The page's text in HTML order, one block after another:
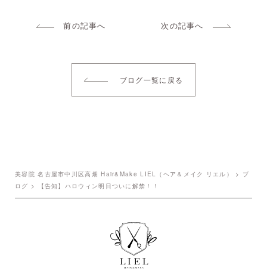
前の記事へ 次の記事へ
ブログ一覧に戻る
美容院 名古屋市中川区高畑 Hair&Make LIEL（ヘア＆メイク リエル） > ブ
ログ > 【告知】ハロウィン明日ついに解禁！！